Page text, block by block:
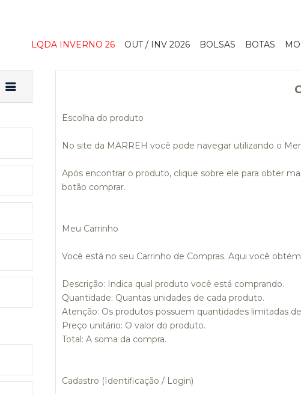
LQDA INVERNO 26 OUT / INV 2026 BOLSAS BOTAS
Escolha do produto
No site da MARREH você pode navegar utilizando o
Após encontrar o produto, clique sobre ele para obter
botão comprar.
Meu Carrinho
Você está no seu Carrinho de Compras. Aqui você
Descrição: Indica qual produto você está comprando.
Quantidade: Quantas unidades de cada produto.
Atenção: Os produtos possuem quantidades limitadas
Preço unitário: O valor do produto.
Total: A soma da compra.
Cadastro (Identificação / Login)